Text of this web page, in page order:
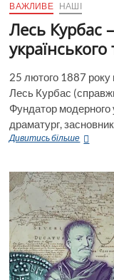
ВАЖЛИВЕ НАШІ
Лесь Курбас
українського
25 лютого 1887 року
Лесь Курбас
Фундатор модерного
драматург,
Дивитись більшеЛесь
театру